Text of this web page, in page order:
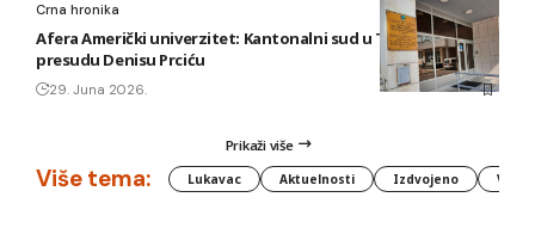
Crna hronika
Afera Američki univerzitet: Kantonalni sud u Tuzli izrekao
presudu Denisu Prciću
29. Juna 2026.
Prikaži više
Više tema: Lukavac Aktuelnosti Izdvojeno